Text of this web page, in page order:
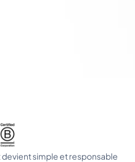
simple et responsable